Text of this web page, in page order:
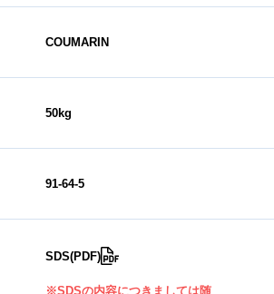
COUMARIN
50kg
91-64-5
SDS(PDF)
※SDSの内容につきましては随
会社情報
SERVICE
お知らせ